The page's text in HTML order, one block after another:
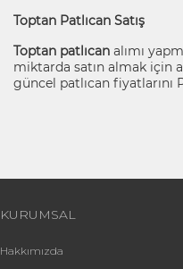
Toptan Patlıcan Satış
Toptan patlıcanalımı
miktarda satın almak için
güncel patlıcan fiyatlarını
KURUMSAL
Hakkımızda